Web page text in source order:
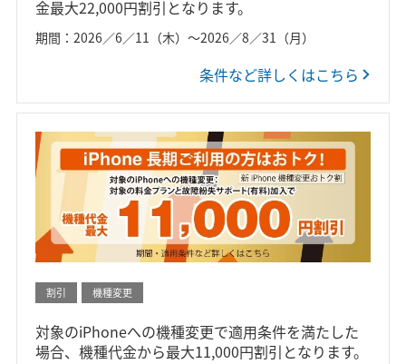
金最大22,000円割引となります。
期間：2026／6／11（木）～2026／8／31（月）
条件など詳しくはこちら
割引 機種変更
対象のiPhoneへの機種変更で適用条件を満たした
場合、機種代金から最大11,000円割引となります。